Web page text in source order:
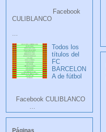
Facebook
CULIBLANCO
Todos los
títulos del
FC
BARCELON
A de fútbol
Facebook CULIBLANCO
...
Páginas